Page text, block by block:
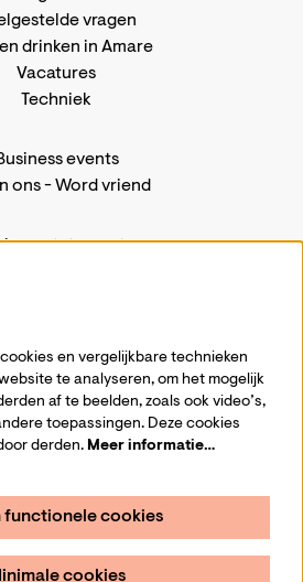
vragen
drinken in Amare
Vacatures
Techniek
events
ons-Word vriend
Volg ons
en vergelijkbare technieken
te analyseren, om het mogelijk
af te beelden, zoals ook video’s,
toepassingen. Deze cookies
derden. Meer informatie…
functionele cookies
cookies